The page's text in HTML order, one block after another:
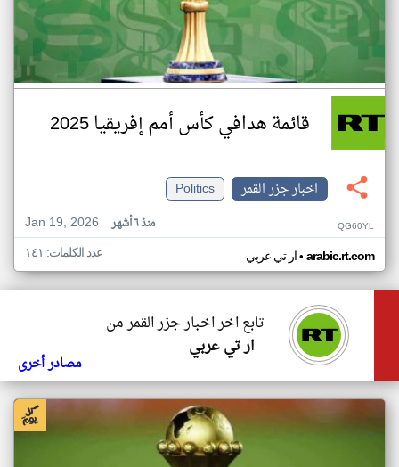
قائمة هدافي كأس أمم إفريقيا 2025
اخبار جزر القمر
Politics
Jan 19, 2026
منذ ٦ أشهر QG60YL
ار تي عربي• arabic.rt.com عدد الكلمات: ١٤١
تابع اخر اخبار جزر القمر من
ار تي عربي
مصادر أخرى